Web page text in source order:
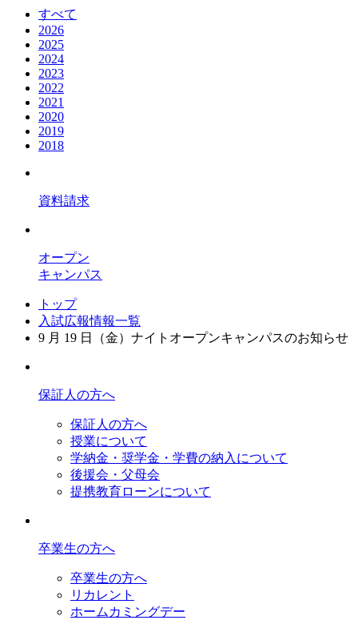
すべて
2026
2025
2024
2023
2022
2021
2020
2019
2018
資料請求
オープン
キャンパス
トップ
入試広報情報一覧
9 月 19 日（金）ナイトオープンキャンパスのお知らせ
保証人の方へ
保証人の方へ
授業について
学納金・奨学金・学費の納入について
後援会・父母会
提携教育ローンについて
卒業生の方へ
卒業生の方へ
リカレント
ホームカミングデー